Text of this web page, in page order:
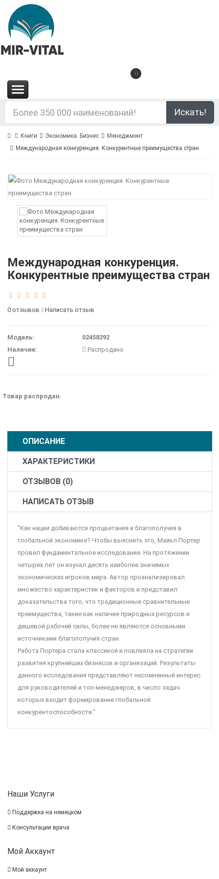
0
Искать!
Книги Экономика. Бизнес
Менеджмент
Международная конкуренция. Конкурентные преимущества стран
Международная конкуренция.
Конкурентные преимущества стран
0 отзывов / Написать отзыв
Модель:
02458292
Наличие:
Распродано
Товар распродан.
ОПИСАНИЕ
ХАРАКТЕРИСТИКИ
ОТЗЫВОВ (0)
НАПИСАТЬ ОТЗЫВ
"Как нации добиваются процветания и благополучия в
глобальной экономике? Чтобы выяснить это, Майкл Портер
провел фундаментальное исследование. На протяжении
четырех лет он изучал десять наиболее значимых
экономических игроков мира. Автор проанализировал
множество характеристик и факторов и представил
доказательства того, что традиционные сравнительные
преимущества, такие как наличие природных ресурсов и
дешевой рабочей силы, более не являются основными
источниками благополучия стран.
Работа Портера стала классикой и повлияла на стратегии
развития крупнейших бизнесов и организаций. Результаты
данного исследования представляют несомненный интерес
для руководителей и топ-менеджеров, в число задач
которых входит формирование глобальной
конкурентоспособности."
Наши Услуги
Поддержка на немецком
Консультации врача
Мой Аккаунт
Мой аккаунт